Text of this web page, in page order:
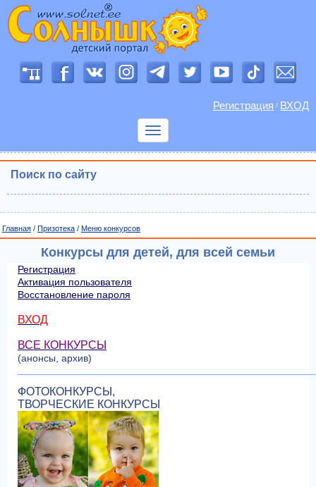
Регистрация / ВХОД
Показать
Поиск по сайту
Главная / Призотека / Меню конкурсов
Конкурсы для детей, для всей семьи
Регистрация
Активация пользователя
Восстановление пароля
ВХОД
ВСЕ КОНКУРСЫ
(анонсы, архив)
ФОТОКОНКУРСЫ,
ТВОРЧЕСКИЕ КОНКУРСЫ